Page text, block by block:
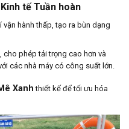
tế Tuần hoàn
hành thấp, tạo ra bùn dạng
cho phép tải trọng cao hơn và
các nhà máy có công suất lớn.
Xanhthiết kế để tối ưu hóa